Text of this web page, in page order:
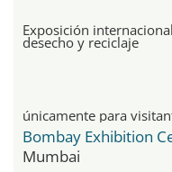
Exposición
desecho y reciclaje
únicamente para
Bombay Exhibition
Mumbai